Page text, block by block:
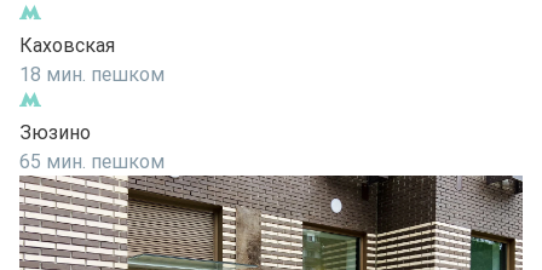
Каховская
18 мин. пешком
Зюзино
65 мин. пешком